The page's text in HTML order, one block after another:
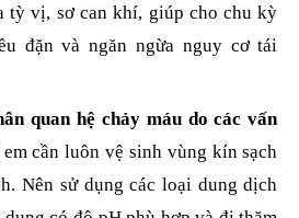
tỳ vị, sơ can khí, giúp cho chu kỳ
đặn và ngăn ngừa nguy cơ tái
quan hệ chảy máu do các vấn
cần luôn vệ sinh vùng kín sạch
Nên sử dụng các loại dung dịch